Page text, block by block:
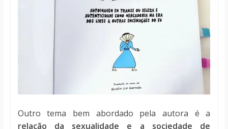
Outro tema bem abordado pela autora é a
relação da sexualidade e a sociedade de